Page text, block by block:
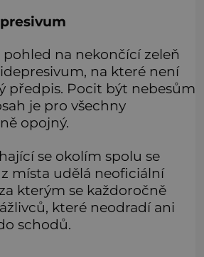
na nekončící zeleň
na které není
předpis. Pocit být nebesům
je pro všechny
opojný.
se okolím spolu se
místa udělá neoficiální
kterým se každoročně
které neodradí ani
schodů.